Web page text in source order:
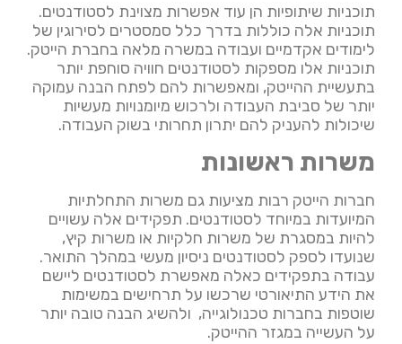
תוכניות שיתופיות הן עוד אפשרות מצוינת לסטודנטים.
תוכניות אלה כוללות בדרך כלל סמסטרים לסירוגין של
לימודים אקדמיים ועבודה במשרה מלאה בחברת הייטק.
תוכניות אלו מספקות לסטודנטים חוויה סוחפת יותר
בתעשיית ההייטק, ומאפשרות להם לפתח הבנה עמוקה
יותר של סביבת העבודה ולרכוש מיומנויות מעשיות
שיכולות להעניק להם יתרון תחרותי בשוק העבודה.
משרות ראשונות
חברות הייטק רבות מציעות גם משרות התחלתיות
המיועדות במיוחד לסטודנטים. תפקידים אלה עשויים
להיות במסגרת של משרות חלקיות או משרות קיץ,
שנועדו לספק לסטודנטים ניסיון מעשי במהלך התואר.
עבודה בתפקידים כאלה מאפשרת לסטודנטים ליישם
את הידע התיאורטי שרכשו על תרחישים במשימות
שוטפות בחברות טכנולוגייה, ולהשיג הבנה טובה יותר
על העשייה במגזר ההייטק.